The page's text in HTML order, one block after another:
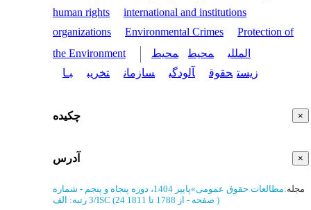
human rights
international and institutions
organizations
Environmental Crimes
Protection of
the Environment
المللی محیط
محیط
زیست حقوق آلودگی سازمان تخریب بـا
× چکیده
× آدرس
مجله:مطالعات حقوق عمومی»
پاییز 1404، دوره پنجاه و پنجم - شماره
3رتبه: الف/ISC (‎24 صفحه - )